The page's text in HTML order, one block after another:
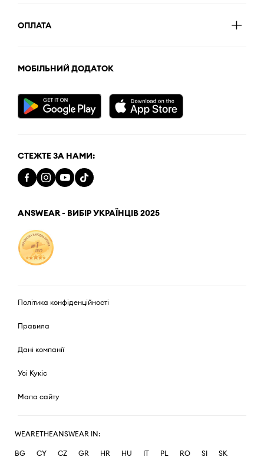
ОПЛАТА
МОБІЛЬНИЙ ДОДАТОК
СТЕЖТЕ ЗА НАМИ:
ANSWEAR - ВИБІР УКРАЇНЦІВ 2025
Політика конфіденційності
Правила
Дані компанії
Усі Кукіс
Мапа сайту
WEARETHEANSWEAR IN:
BG CY CZ GR HR HU IT PL RO SI SK